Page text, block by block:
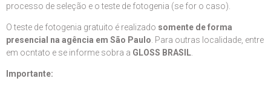
processo de seleção e o teste de fotogenia (se for o caso).
O teste de fotogenia gratuito é realizado somente de forma
presencial na agência em São Paulo . Para outras localidade, entre
em ocntato e se informe sobra a GLOSS BRASIL
Importante: